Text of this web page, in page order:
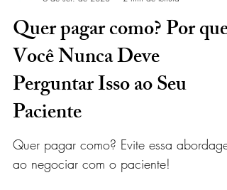
Admin
6 de set. de 2023
2 min de leitura
Quer pagar como? Por que
Você Nunca Deve
Perguntar Isso ao Seu
Paciente